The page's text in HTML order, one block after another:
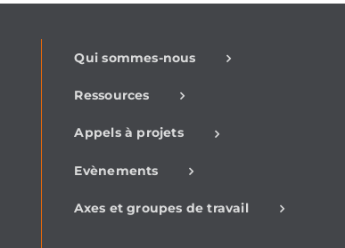
Qui sommes-nous
Ressources
Appels à projets
Evènements
Axes et groupes de travail